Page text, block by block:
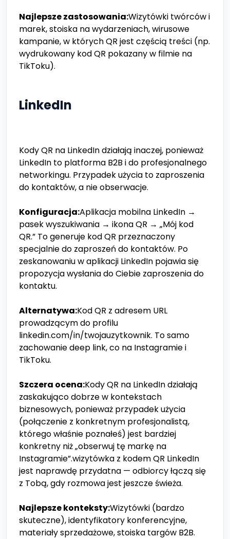
Najlepsze zastosowania:Wizytówki twórców i
marek, stoiska na wydarzeniach, wirusowe
kampanie, w których QR jest częścią treści (np.
wydrukowany kod QR pokazany w filmie na
TikToku).
LinkedIn
Kody QR na LinkedIn działają inaczej, ponieważ
LinkedIn to platforma B2B i do profesjonalnego
networkingu. Przypadek użycia to zaproszenia
do kontaktów, a nie obserwacje.
Konfiguracja:Aplikacja mobilna LinkedIn →
pasek wyszukiwania → ikona QR → „Mój kod
QR.” To generuje kod QR przeznaczony
specjalnie do zaproszeń do kontaktów. Po
zeskanowaniu w aplikacji LinkedIn pojawia się
propozycja wysłania do Ciebie zaproszenia do
kontaktu.
Alternatywa:Kod QR z adresem URL
prowadzącym do profilu
linkedin.com/in/twojauzytkownik. To samo
zachowanie deep link, co na Instagramie i
TikToku.
Szczera ocena:Kody QR na LinkedIn działają
zaskakująco dobrze w kontekstach
biznesowych, ponieważ przypadek użycia
(połączenie z konkretnym profesjonalistą,
którego właśnie poznałeś) jest bardziej
konkretny niż „obserwuj tę markę na
Instagramie”.wizytówka z kodem QR LinkedIn
jest naprawdę przydatna — odbiorcy łączą się
z Tobą, gdy rozmowa jest jeszcze świeża.
Najlepsze konteksty:Wizytówki (bardzo
skuteczne), identyfikatory konferencyjne,
materiały sprzedażowe, stoiska targów B2B.